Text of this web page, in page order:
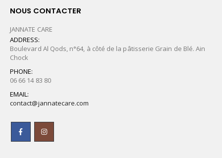
NOUS CONTACTER
JANNATE CARE
ADDRESS:
Boulevard Al Qods, n°64, à côté de la pâtisserie Grain de Blé. Ain
Chock
PHONE:
06 66 14 83 80
EMAIL:
contact@jannatecare.com